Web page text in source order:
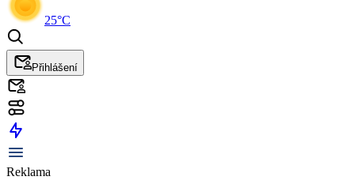
25°C
Přihlášení
Reklama